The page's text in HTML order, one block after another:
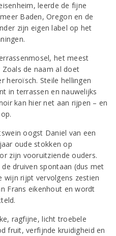
leerde de fijne
Baden, Oregon en de
zijn eigen label op het
het meest
de naam al doet
heroïsch. Steile hellingen
in terrassen en nauwelijks
kan hier net aan rijpen – en
oogst Daniel van een
oude stokken op
zijn vooruitziende ouders.
druiven spontaan (dus met
wijn rijpt vervolgens zestien
Frans eikenhout en wordt
ragfijne, licht troebele
fruit, verfijnde kruidigheid en